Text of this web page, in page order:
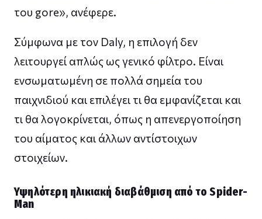
του gore», ανέφερε.
Σύμφωνα με τον Daly, η επιλογή δεν
λειτουργεί απλώς ως γενικό φίλτρο. Είναι
ενσωματωμένη σε πολλά σημεία του
παιχνιδιού και επιλέγει τι θα εμφανίζεται και
τι θα λογοκρίνεται, όπως η απενεργοποίηση
του αίματος και άλλων αντίστοιχων
στοιχείων.
Υψηλότερη ηλικιακή διαβάθμιση από το Spider-
Man